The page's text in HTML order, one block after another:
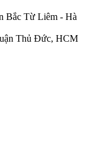
Bắc Từ Liêm - Hà
Thủ Đức, HCM